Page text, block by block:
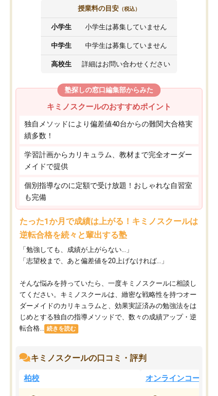
授業料の目安 （税込）
小学生 小学生は募集していません
中学生 中学生は募集していません
高校生 詳細はお問い合わせください
塾探しの窓口編集部からみた
キミノスクールのおすすめポイント
独自メソッドにより偏差値40台からの難関大合格実
績多数！
学習計画からカリキュラム、教材まで完全オーダー
メイドで提供
個別指導なのに定額で受け放題！おしゃれな自習室
も完備
たった1か月で成績は上がる！キミノスクールは
逆転合格を続々と輩出する塾
「勉強しても、成績が上がらない…」
「志望校まで、あと偏差値を20上げなければ…」
そんな悩みを持っていたら、一度キミノスクールに相談し
てください。キミノスクールは、緻密な戦略性を持つオー
ダーメイドのカリキュラムと、効果実証済みの勉強法をは
じめとする独自の指導メソッドで、数々の成績アップ・逆
転合格...
続きを読む
キミノスクールの口コミ・評判
柏校 オンラインコース